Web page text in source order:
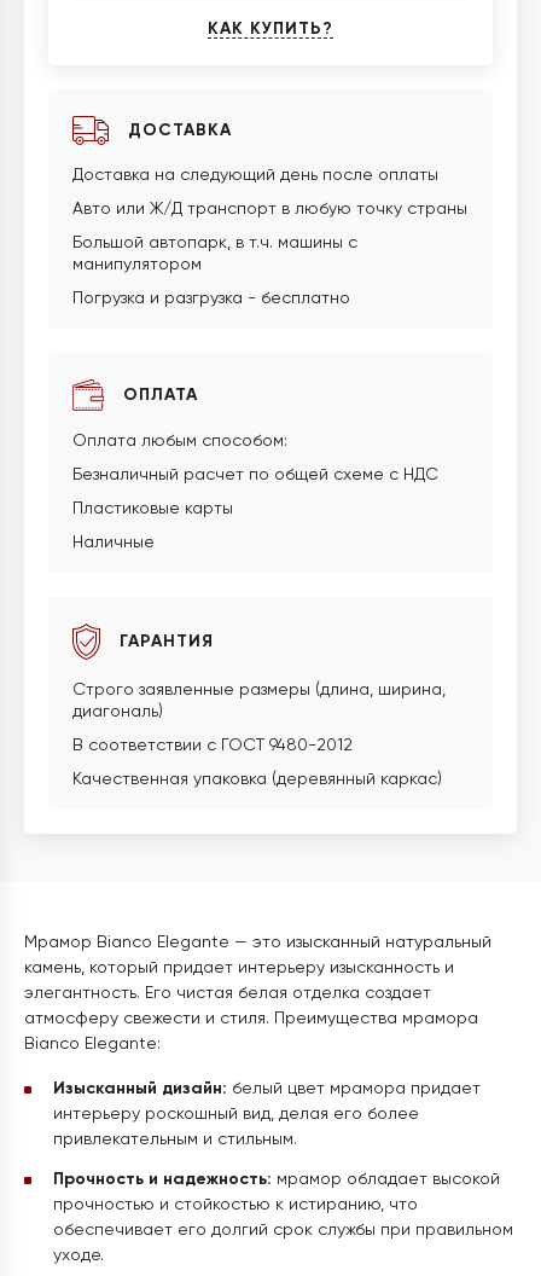
КАК КУПИТЬ?
ДОСТАВКА
Доставка на следующий день после оплаты
Авто или Ж/Д транспорт в любую точку страны
Большой автопарк, в т.ч. машины с
манипулятором
Погрузка и разгрузка - бесплатно
ОПЛАТА
Оплата любым способом:
Безналичный расчет по общей схеме с НДС
Пластиковые карты
Наличные
ГАРАНТИЯ
Строго заявленные размеры (длина, ширина,
диагональ)
В соответствии с ГОСТ 9480-2012
Качественная упаковка (деревянный каркас)
Мрамор Bianco Elegante — это изысканный натуральный
камень, который придает интерьеру изысканность и
элегантность. Его чистая белая отделка создает
атмосферу свежести и стиля. Преимущества мрамора
Bianco Elegante:
Изысканный дизайн: белый цвет мрамора придает
интерьеру роскошный вид, делая его более
привлекательным и стильным.
Прочность и надежность: мрамор обладает высокой
прочностью и стойкостью к истиранию, что
обеспечивает его долгий срок службы при правильном
уходе.